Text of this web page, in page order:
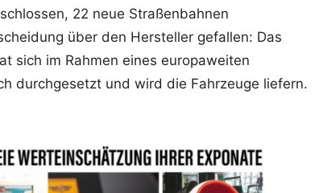
22 neue Straßenbahnen
über den Hersteller gefallen: Das
sich im Rahmen eines europaweiten
durchgesetzt und wird die Fahrzeuge liefern.